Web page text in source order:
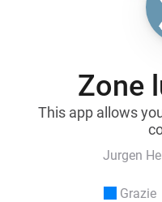
Zone
This app allows
Jurgen
Grazie